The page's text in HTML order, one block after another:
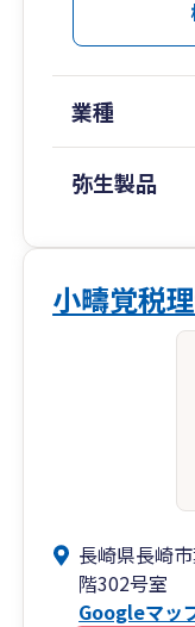
業種
弥生製品
小疇覚税
長崎県長崎
階302号室
Googleマッ